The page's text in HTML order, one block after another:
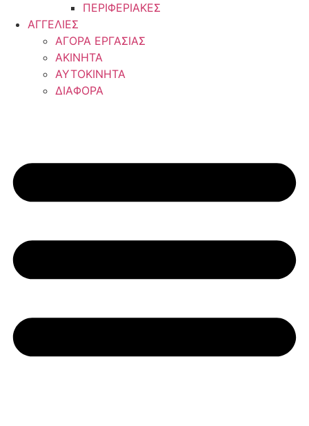
ΠΕΡΙΦΕΡΙΑΚΕΣ
ΑΓΓΕΛΙΕΣ
ΑΓΟΡΑ ΕΡΓΑΣΙΑΣ
ΑΚΙΝΗΤΑ
ΑΥΤΟΚΙΝΗΤΑ
ΔΙΑΦΟΡΑ